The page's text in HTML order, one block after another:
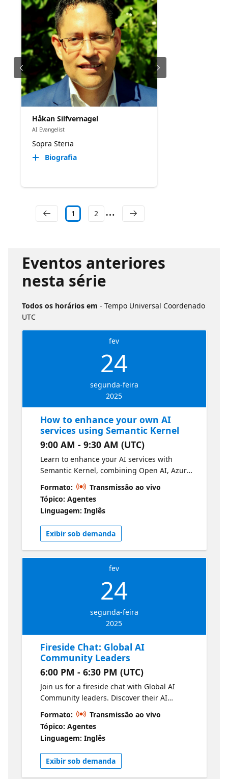
Håkan Silfvernagel
AI Evangelist
Sopra Steria
Biografia
1 2
Eventos anteriores
nesta série
Todos os horários em - Tempo Universal Coordenado
UTC
fev
24
segunda-feira
2025
How to enhance your own AI
services using Semantic Kernel
9:00 AM - 9:30 AM (UTC)
Learn to enhance your AI services with
Semantic Kernel, combining Open AI, Azure
Open AI, and Hugging Face. In this
developer-focused session, you'll build your
own Copilot experience using skills,
memories, connectors, and plugin.
Formato:
Transmissão ao vivo
Tópico: Agentes
Linguagem: Inglês
Exibir sob demanda
fev
24
segunda-feira
2025
Fireside Chat: Global AI
Community Leaders
6:00 PM - 6:30 PM (UTC)
Join us for a fireside chat with Global AI
Community leaders. Discover their AI
journeys, leadership styles, and community
insights. Get practical tips on starting your
own chapter and inspire your local AI
community!
Formato:
Transmissão ao vivo
Tópico: Agentes
Linguagem: Inglês
Exibir sob demanda